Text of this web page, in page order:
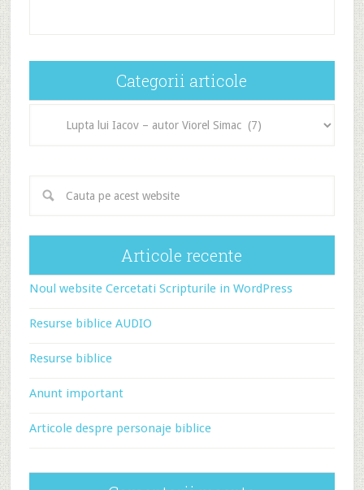
Categorii articole
articole
Articole recente
Noul website Cercetati Scripturile in WordPress
Resurse biblice AUDIO
Resurse biblice
Anunt important
Articole despre personaje biblice